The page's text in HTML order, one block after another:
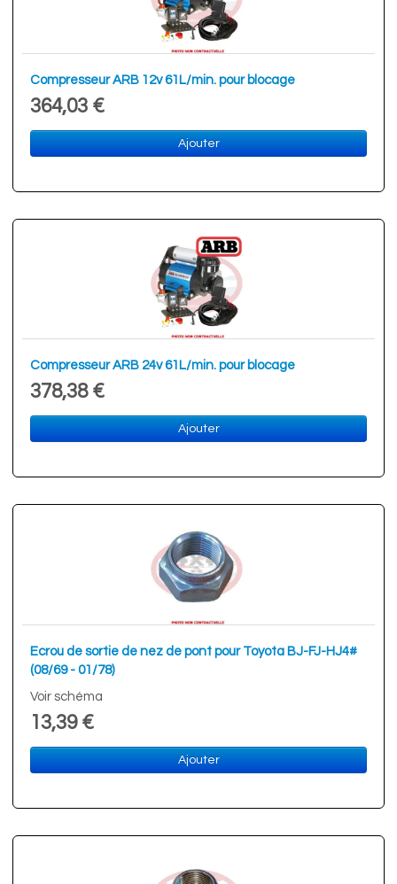
Compresseur ARB 12v 61L/min. pour blocage
364,03 €
Ajouter
Compresseur ARB 24v 61L/min. pour blocage
378,38 €
Ajouter
Ecrou de sortie de nez de pont pour Toyota BJ-FJ-HJ4#
(08/69 - 01/78)
Voir schéma
13,39 €
Ajouter